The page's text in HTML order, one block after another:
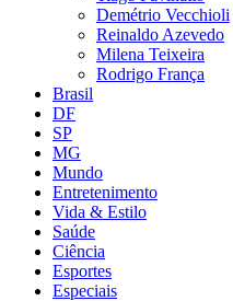
Demétrio Vecchioli
Reinaldo Azevedo
Milena Teixeira
Rodrigo França
Brasil
DF
SP
MG
Mundo
Entretenimento
Vida & Estilo
Saúde
Ciência
Esportes
Especiais